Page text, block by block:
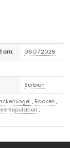
am: 06.07.2026
Serbien
, Racken ,
Kopulation ,